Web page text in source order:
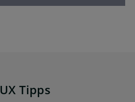
UX Tipps